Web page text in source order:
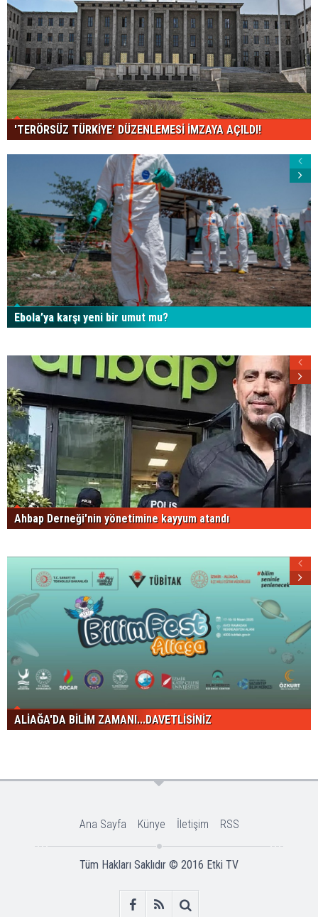
'TERÖRSÜZ TÜRKİYE' DÜZENLEMESİ İMZAYA AÇILDI!
Ebola’ya karşı yeni bir umut mu?
Ahbap Derneği'nin yönetimine kayyum atandı
ALİAĞA'DA BİLİM ZAMANI...DAVETLİSİNİZ
Ana Sayfa Künye İletişim RSS
Tüm Hakları Saklıdır © 2016 Etki TV